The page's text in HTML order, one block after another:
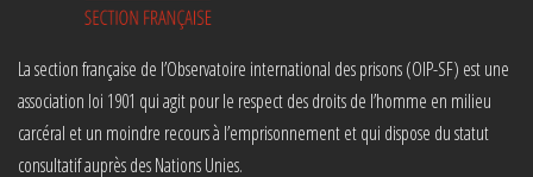
La section française de l’Observatoire international des prisons (OIP-SF) est une
association loi 1901 qui agit pour le respect des droits de l’homme en milieu
carcéral et un moindre recours à l’emprisonnement et qui dispose du statut
consultatif auprès des Nations Unies.